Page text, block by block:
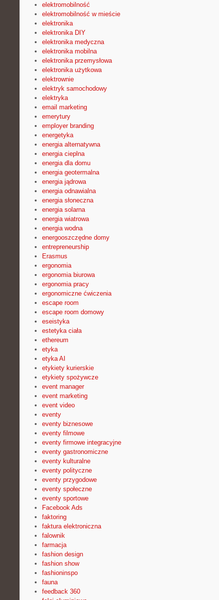
elektromobilność
elektromobilność w mieście
elektronika
elektronika DIY
elektronika medyczna
elektronika mobilna
elektronika przemysłowa
elektronika użytkowa
elektrownie
elektryk samochodowy
elektryka
email marketing
emerytury
employer branding
energetyka
energia alternatywna
energia cieplna
energia dla domu
energia geotermalna
energia jądrowa
energia odnawialna
energia słoneczna
energia solarna
energia wiatrowa
energia wodna
energooszczędne domy
entrepreneurship
Erasmus
ergonomia
ergonomia biurowa
ergonomia pracy
ergonomiczne ćwiczenia
escape room
escape room domowy
eseistyka
estetyka ciała
ethereum
etyka
etyka AI
etykiety kurierskie
etykiety spożywcze
event manager
event marketing
event video
eventy
eventy biznesowe
eventy filmowe
eventy firmowe integracyjne
eventy gastronomiczne
eventy kulturalne
eventy polityczne
eventy przygodowe
eventy społeczne
eventy sportowe
Facebook Ads
faktoring
faktura elektroniczna
falownik
farmacja
fashion design
fashion show
fashioninspo
fauna
feedback 360